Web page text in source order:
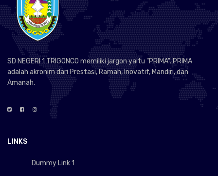
SD NEGERI 1 TRIGONCO memiliki jargon yaitu "PRIMA". PRIMA
adalah akronim dari Prestasi, Ramah, Inovatif, Mandiri, dan
Amanah.
LINKS
Dummy Link 1